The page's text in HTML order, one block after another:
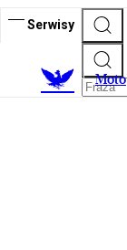
Serwisy
Moto